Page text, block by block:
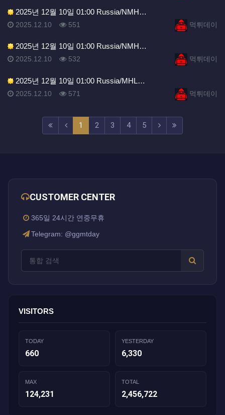
2025년 12월 10일 01:00 Russia/NMH…
등록자먹튀데이
등록일
2025.12.10 조회
551
2025년 12월 10일 01:00 Russia/NMH…
등록자먹튀데이
등록일
2025.12.10 조회
532
2025년 12월 10일 01:00 Russia/MHL…
등록자먹튀데이
등록일
2025.12.10 조회
571
1 (current)
2 3 4 5 (next)
CUSTOMER CENTER
365일 24시간 연중무휴
Telegram: @ggmtday
VISITORS
TODAY
660
YESTERDAY
6,330
MAX
124,231
TOTAL
2,456,722